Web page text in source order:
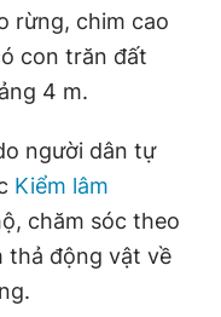
rừng, chim cao
con trăn đất
4 m.
người dân tự
Kiểm lâm
chăm sóc theo
thả động vật về